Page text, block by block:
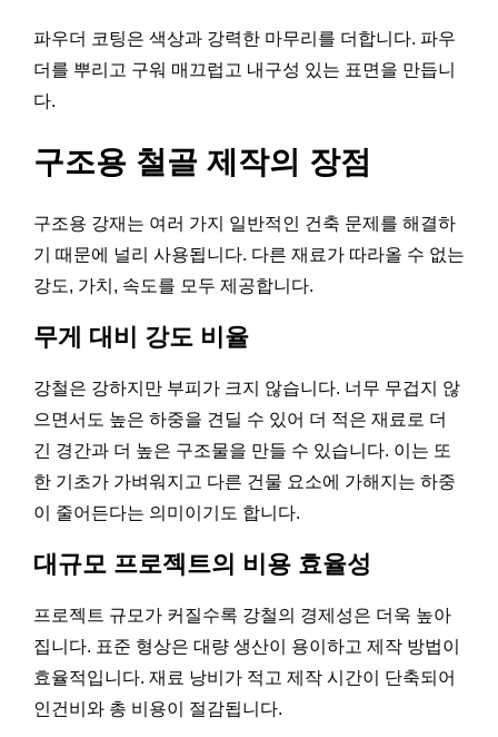
파우더 코팅은 색상과 강력한 마무리를 더합니다. 파우
더를 뿌리고 구워 매끄럽고 내구성 있는 표면을 만듭니
다.
구조용 철골 제작의 장점
구조용 강재는 여러 가지 일반적인 건축 문제를 해결하
기 때문에 널리 사용됩니다. 다른 재료가 따라올 수 없는
강도, 가치, 속도를 모두 제공합니다.
무게 대비 강도 비율
강철은 강하지만 부피가 크지 않습니다. 너무 무겁지 않
으면서도 높은 하중을 견딜 수 있어 더 적은 재료로 더
긴 경간과 더 높은 구조물을 만들 수 있습니다. 이는 또
한 기초가 가벼워지고 다른 건물 요소에 가해지는 하중
이 줄어든다는 의미이기도 합니다.
대규모 프로젝트의 비용 효율성
프로젝트 규모가 커질수록 강철의 경제성은 더욱 높아
집니다. 표준 형상은 대량 생산이 용이하고 제작 방법이
효율적입니다. 재료 낭비가 적고 제작 시간이 단축되어
인건비와 총 비용이 절감됩니다.